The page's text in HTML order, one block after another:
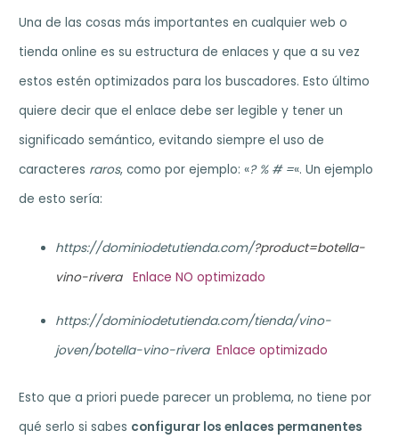
Una de las cosas más importantes en cualquier web o
tienda online es su estructura de enlaces y que a su vez
estos estén optimizados para los buscadores. Esto último
quiere decir que el enlace debe ser legible y tener un
significado semántico, evitando siempre el uso de
caracteres raros, como por ejemplo: «? % # =«. Un ejemplo
de esto sería:
https://dominiodetutienda.com/?product=botella-
vino-rivera
Enlace NO optimizado
https://dominiodetutienda.com/tienda/vino-
joven/botella-vino-rivera Enlace optimizado
Esto que a priori puede parecer un problema, no tiene por
qué serlo si sabes configurar los enlaces permanentes